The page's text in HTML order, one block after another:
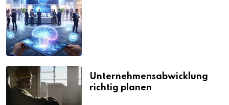
Unternehmensabwicklung
richtig planen